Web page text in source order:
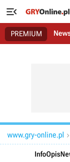

PREMIUM
www.gry-online.pl 
InfoOpis